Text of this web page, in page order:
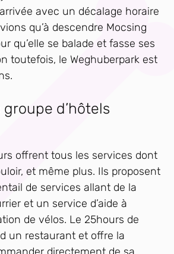
avec un décalage horaire
qu’à descendre Mocsing
qu’elle se balade et fasse ses
toutefois, le Weghuberpark est
groupe d’hôtels
offrent tous les services dont
et même plus. Ils proposent
de services allant de la
et un service d’aide à
de vélos. Le 25hours de
un restaurant et offre la